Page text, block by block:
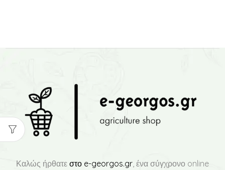
Καλώς ήρθατε στο e-georgos.gr , ένα σύγχρονο online